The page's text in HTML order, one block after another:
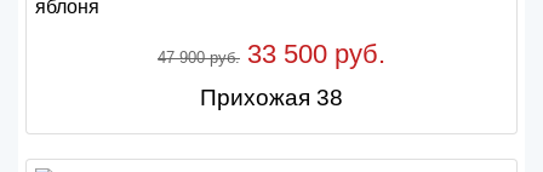
47 900 руб. 33 500 руб.
Прихожая 38